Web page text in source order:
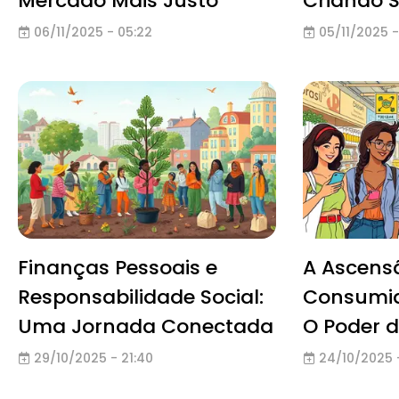
06/11/2025 - 05:22
Valor
05/11/2025
Finanças Pessoais e
Responsabilidade Social:
Uma Jornada Conectada
29/10/2025 - 21:40
A
O Poder
24/10/2025